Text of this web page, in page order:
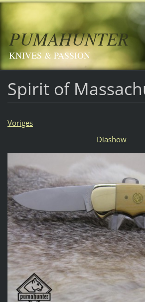
PUMAHUNTER
KNIVES & PASSION
Spirit of
Voriges
Diashow